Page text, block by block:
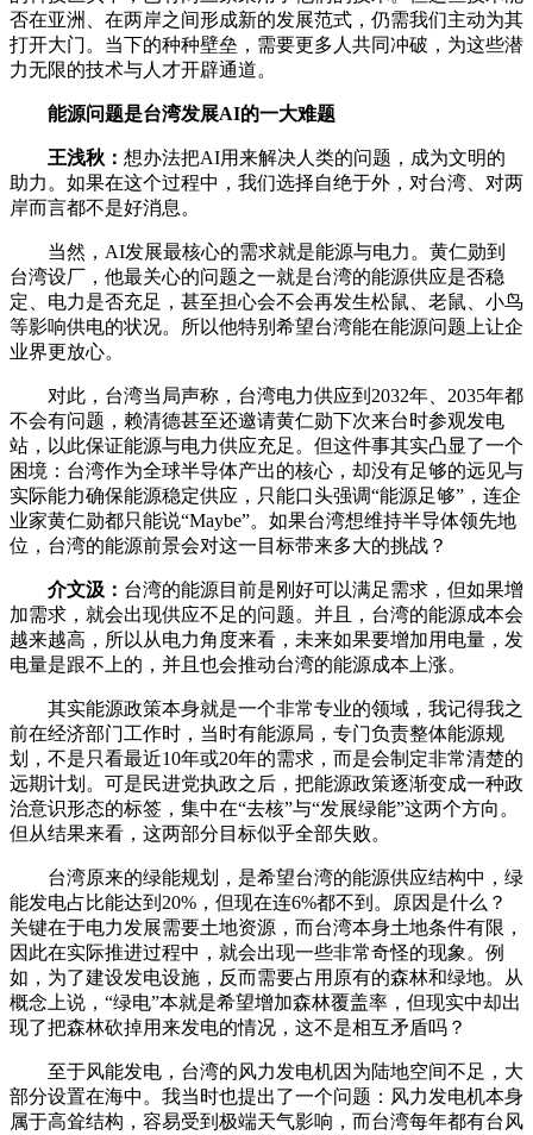
否在亚洲、在两岸之间形成新的发展范式，仍需我们主动为其
打开大门。当下的种种壁垒，需要更多人共同冲破，为这些潜
力无限的技术与人才开辟通道。
能源问题是台湾发展AI的一大难题
王浅秋： 想办法把AI用来解决人类的问题，成为文明的
助力。如果在这个过程中，我们选择自绝于外，对台湾、对两
岸而言都不是好消息。
当然，AI发展最核心的需求就是能源与电力。黄仁勋到
台湾设厂，他最关心的问题之一就是台湾的能源供应是否稳
定、电力是否充足，甚至担心会不会再发生松鼠、老鼠、小鸟
等影响供电的状况。所以他特别希望台湾能在能源问题上让企
业界更放心。
对此，台湾当局声称，台湾电力供应到2032年、2035年都
不会有问题，赖清德甚至还邀请黄仁勋下次来台时参观发电
站，以此保证能源与电力供应充足。但这件事其实凸显了一个
困境：台湾作为全球半导体产出的核心，却没有足够的远见与
实际能力确保能源稳定供应，只能口头强调“能源足够”，连企
业家黄仁勋都只能说“Maybe”。如果台湾想维持半导体领先地
位，台湾的能源前景会对这一目标带来多大的挑战？
介文汲： 台湾的能源目前是刚好可以满足需求，但如果增
加需求，就会出现供应不足的问题。并且，台湾的能源成本会
越来越高，所以从电力角度来看，未来如果要增加用电量，发
电量是跟不上的，并且也会推动台湾的能源成本上涨。
其实能源政策本身就是一个非常专业的领域，我记得我之
前在经济部门工作时，当时有能源局，专门负责整体能源规
划，不是只看最近10年或20年的需求，而是会制定非常清楚的
远期计划。可是民进党执政之后，把能源政策逐渐变成一种政
治意识形态的标签，集中在“去核”与“发展绿能”这两个方向。
但从结果来看，这两部分目标似乎全部失败。
台湾原来的绿能规划，是希望台湾的能源供应结构中，绿
能发电占比能达到20%，但现在连6%都不到。原因是什么？
关键在于电力发展需要土地资源，而台湾本身土地条件有限，
因此在实际推进过程中，就会出现一些非常奇怪的现象。例
如，为了建设发电设施，反而需要占用原有的森林和绿地。从
概念上说，“绿电”本就是希望增加森林覆盖率，但现实中却出
现了把森林砍掉用来发电的情况，这不是相互矛盾吗？
至于风能发电，台湾的风力发电机因为陆地空间不足，大
部分设置在海中。我当时也提出了一个问题：风力发电机本身
属于高耸结构，容易受到极端天气影响，而台湾每年都有台风